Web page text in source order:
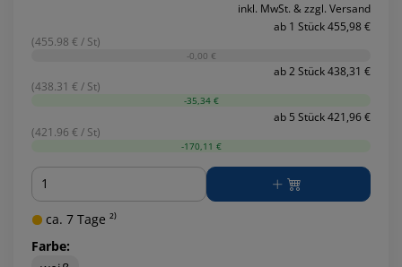
inkl. MwSt. & zzgl. Versand
ab 1 Stück 455,98 €
(455.98 € / St)
-0,00 €
ab 2 Stück 438,31 €
(438.31 € / St)
-35,34 €
ab 5 Stück 421,96 €
(421.96 € / St)
-170,11 €
Menge
ca. 7 Tage ²⁾
Farbe: